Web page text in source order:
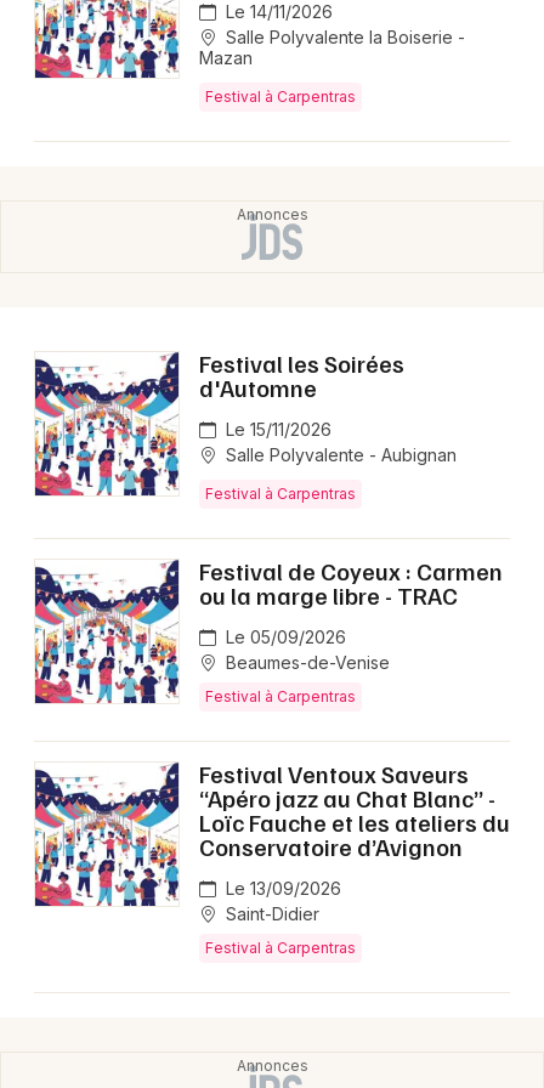
Expos
Sorties & loisirs
Newsletter des sorties
Artistes en tournée
Actus à Carpentras
Magazine à Carpentras
84 - Vaucluse
Choisir mes départements
Je m'abonne
Le 14/11/2026
Salle Polyvalente la Boiserie -
Mazan
Festival à Carpentras
Festival les Soirées
d'Automne
Le 15/11/2026
Salle Polyvalente - Aubignan
Festival à Carpentras
Festival de Coyeux : Carmen
ou la marge libre - TRAC
Le 05/09/2026
Beaumes-de-Venise
Festival à Carpentras
Festival Ventoux Saveurs
“Apéro jazz au Chat Blanc” -
Loïc Fauche et les ateliers du
Conservatoire d’Avignon
Le 13/09/2026
Saint-Didier
Festival à Carpentras